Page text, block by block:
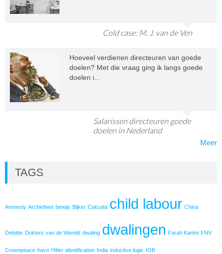
Cold case: M. J. van de Ven
Hoeveel verdienen directeuren van goede
doelen? Met die vraag ging ik langs goede
doelen i...
Salarissen directeuren goede
doelen in Nederland
Meer
TAGS
Amnesty Archiefwet bewijs Bijker Calcutta child labour China
Deloitte Dokters van de Wereld dwaling dwalingen Farah Karimi FNV
Greenpeace havo Hitler identification India inductive logic IOB